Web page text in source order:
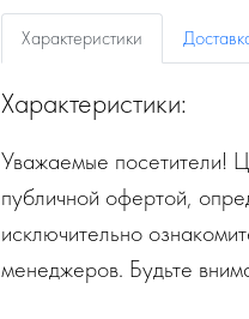
Характеристики
Характеристики:
Уважаемые посетители!
публичной офертой,
исключительно
менеджеров. Будьте